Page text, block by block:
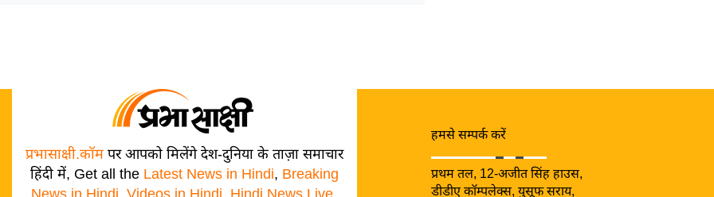
प्रभासाक्षी.कॉमपर आपको मिलेंगे देश-दुनिया के ताज़ा समाचार
हिंदी में, Get all the Latest News in Hindi, Breaking
हमसे सम्पर्क करें
प्रथम तल, 12-अजीत सिंह हाउस,
डीडीए कॉम्पलेक्स, युसूफ सराय,